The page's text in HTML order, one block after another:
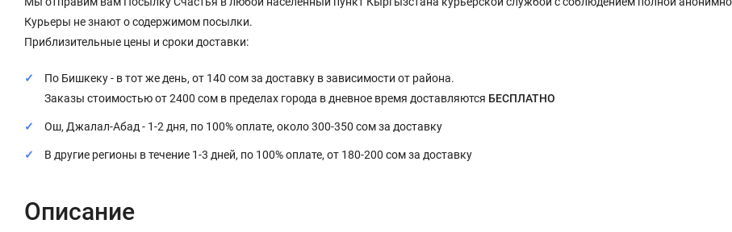
Курьеры не знают о содержимом посылки.
Приблизительные цены и сроки доставки:
По Бишкеку - в тот же день, от 140 сом за доставку в зависимости от района.
Заказы стоимостью от 2400 сом в пределах города в дневное время доставляются БЕСПЛАТНО
Ош, Джалал-Абад - 1-2 дня, по 100% оплате, около 300-350 сом за доставку
В другие регионы в течение 1-3 дней, по 100% оплате, от 180-200 сом за доставку
Описание